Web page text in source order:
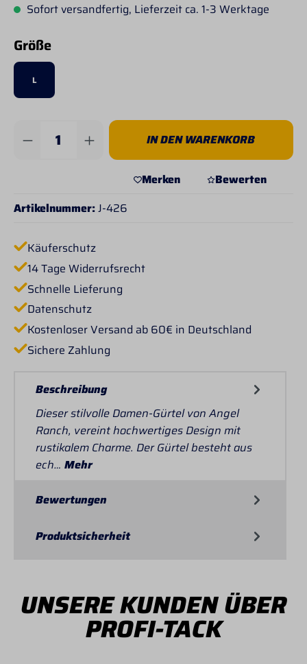
Sofort versandfertig, Lieferzeit ca. 1-3 Werktage
Größeauswählen
L
Produkt Anzahl: Gib den gewünschten
IN DEN WARENKORB
Merken
Bewerten
Artikelnummer:J-426
Käuferschutz
14 Tage Widerrufsrecht
Schnelle Lieferung
Datenschutz
Kostenloser Versand ab 60€ in Deutschland
Sichere Zahlung
Beschreibung
Dieser stilvolle Damen-Gürtel von Angel
Ranch, vereint hochwertiges Design mit
rustikalem Charme. Der Gürtel besteht aus
ech… Mehr
Bewertungen
Produktsicherheit
UNSERE KUNDEN ÜBER
PROFI-TACK